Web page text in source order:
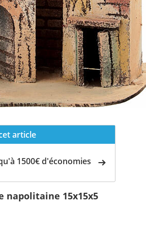
article
1500€ d'économies
napolitaine 15x15x5